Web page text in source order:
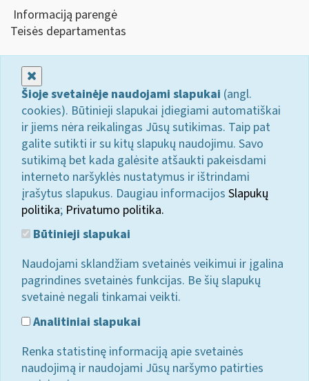
Informaciją parengė
Teisės departamentas
Šioje svetainėje naudojami slapukai (angl.
cookies). Būtinieji slapukai įdiegiami automatiškai
ir jiems nėra reikalingas Jūsų sutikimas. Taip pat
galite sutikti ir su kitų slapukų naudojimu. Savo
sutikimą bet kada galėsite atšaukti pakeisdami
interneto naršyklės nustatymus ir ištrindami
įrašytus slapukus. Daugiau informacijos Slapukų
politika; Privatumo politika.
Būtinieji slapukai
Naudojami sklandžiam svetainės veikimui ir įgalina
pagrindines svetainės funkcijas. Be šių slapukų
svetainė negali tinkamai veikti.
Analitiniai slapukai
Renka statistinę informaciją apie svetainės
naudojimą ir naudojami Jūsų naršymo patirties